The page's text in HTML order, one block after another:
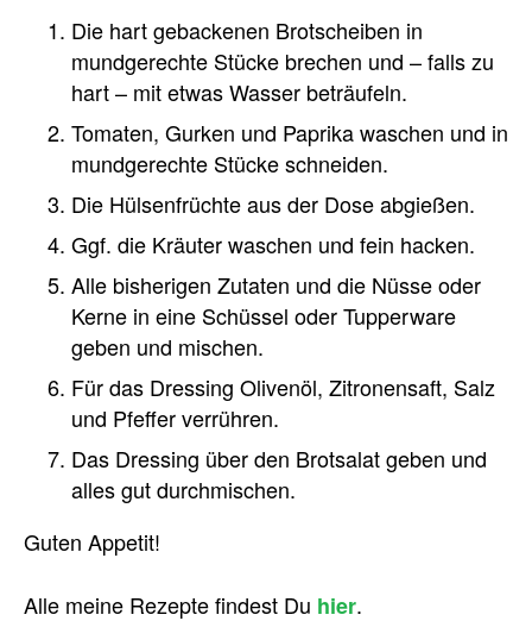
Die hart gebackenen Brotscheiben in
mundgerechte Stücke brechen und – falls zu
hart – mit etwas Wasser beträufeln.
Tomaten, Gurken und Paprika waschen und in
mundgerechte Stücke schneiden.
Die Hülsenfrüchte aus der Dose abgießen.
Ggf. die Kräuter waschen und fein hacken.
Alle bisherigen Zutaten und die Nüsse oder
Kerne in eine Schüssel oder Tupperware
geben und mischen.
Für das Dressing Olivenöl, Zitronensaft, Salz
und Pfeffer verrühren.
Das Dressing über den Brotsalat geben und
alles gut durchmischen.
Guten Appetit!
Alle meine Rezepte findest Du hier.